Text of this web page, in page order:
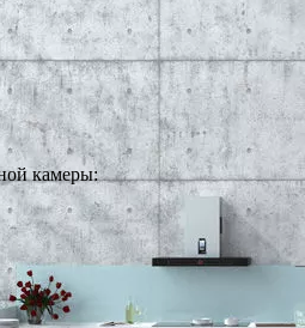
камеры: